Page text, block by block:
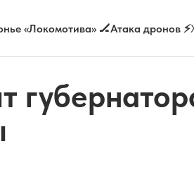
«Локомотива» 🏒Атака дронов ⚡